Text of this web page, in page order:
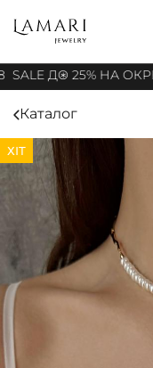
SALE ДО 25% НА
Каталог
ХІТ